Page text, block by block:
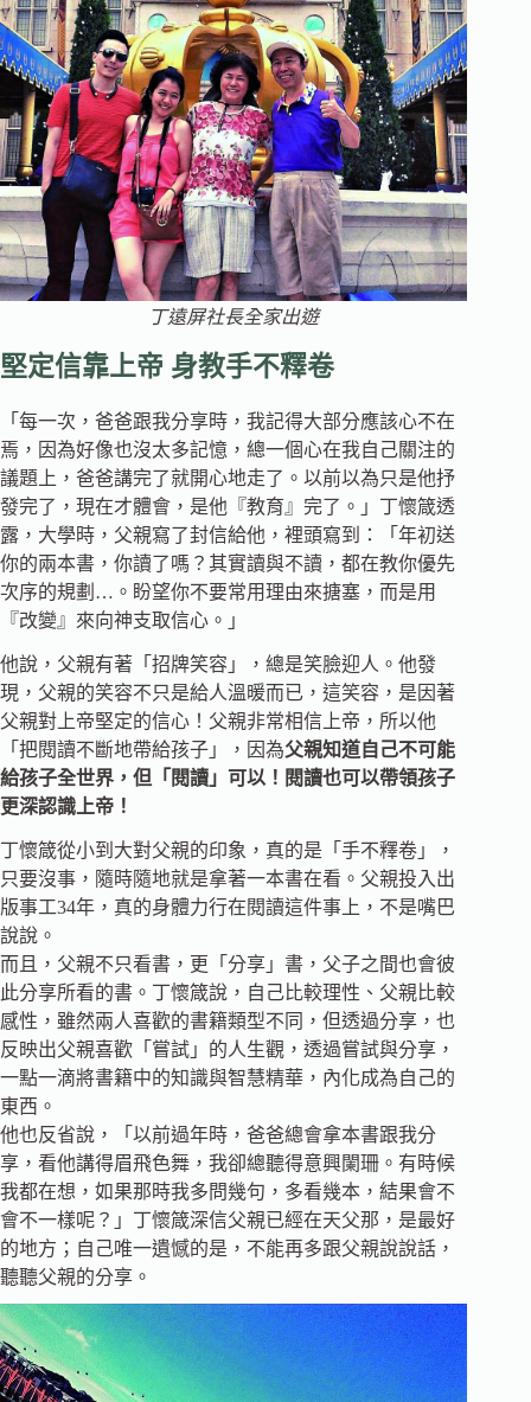
丁遠屏社長全家出遊
堅定信靠上帝 身教手不釋卷
「每一次，爸爸跟我分享時，我記得大部分應該心不在
焉，因為好像也沒太多記憶，總一個心在我自己關注的
議題上，爸爸講完了就開心地走了。以前以為只是他抒
發完了，現在才體會，是他『教育』完了。」丁懷箴透
露，大學時，父親寫了封信給他，裡頭寫到：「年初送
你的兩本書，你讀了嗎？其實讀與不讀，都在教你優先
次序的規劃…。盼望你不要常用理由來搪塞，而是用
『改變』來向神支取信心。」
他說，父親有著「招牌笑容」，總是笑臉迎人。他發
現，父親的笑容不只是給人溫暖而已，這笑容，是因著
父親對上帝堅定的信心！父親非常相信上帝，所以他
「把閱讀不斷地帶給孩子」，因為父親知道自己不可能
給孩子全世界，但「閱讀」可以！閱讀也可以帶領孩子
更深認識上帝！
丁懷箴從小到大對父親的印象，真的是「手不釋卷」，
只要沒事，隨時隨地就是拿著一本書在看。父親投入出
版事工34年，真的身體力行在閱讀這件事上，不是嘴巴
說說。
而且，父親不只看書，更「分享」書，父子之間也會彼
此分享所看的書。丁懷箴說，自己比較理性、父親比較
感性，雖然兩人喜歡的書籍類型不同，但透過分享，也
反映出父親喜歡「嘗試」的人生觀，透過嘗試與分享，
一點一滴將書籍中的知識與智慧精華，內化成為自己的
東西。
他也反省說，「以前過年時，爸爸總會拿本書跟我分
享，看他講得眉飛色舞，我卻總聽得意興闌珊。有時候
我都在想，如果那時我多問幾句，多看幾本，結果會不
會不一樣呢？」丁懷箴深信父親已經在天父那，是最好
的地方；自己唯一遺憾的是，不能再多跟父親說說話，
聽聽父親的分享。